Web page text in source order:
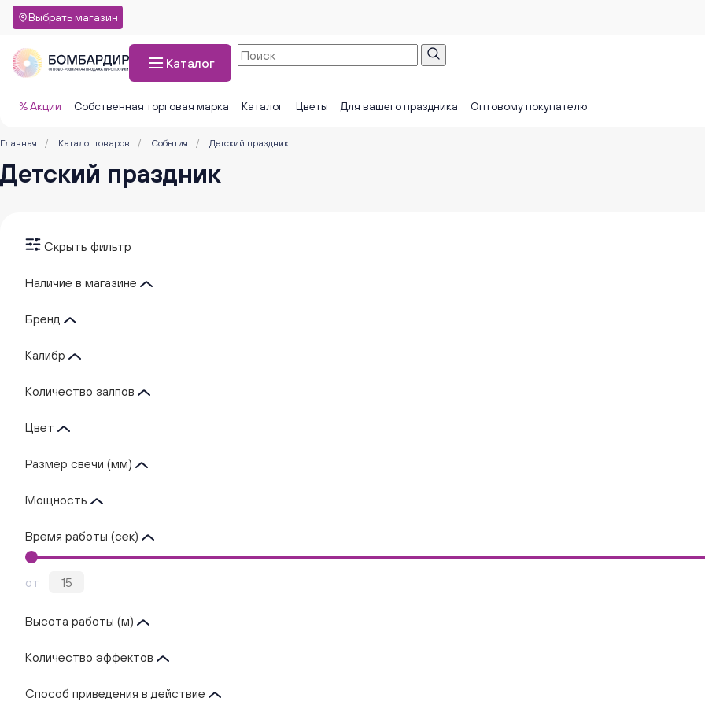
Выбрать магазин
Каталог
% Акции Собственная торговая марка Каталог Цветы Для вашего праздника Оптовому покупателю
Главная / Каталог товаров / События / Детский праздник
Детский праздник
Скрыть фильтр
Наличие в магазине
Бренд
Калибр
Количество залпов
Цвет
Размер свечи (мм)
Мощность
Время работы (сек)
от
Высота работы (м)
Количество эффектов
Способ приведения в действие